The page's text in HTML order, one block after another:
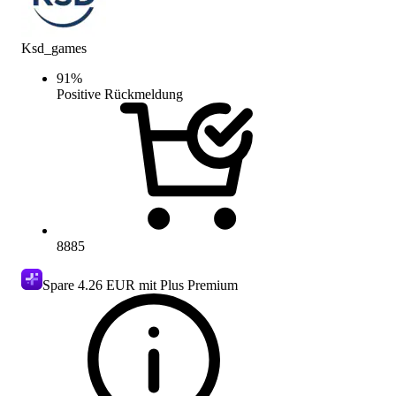
Ksd_games
91%
Positive Rückmeldung
8885
Spare 4.26 EUR mit Plus Premium